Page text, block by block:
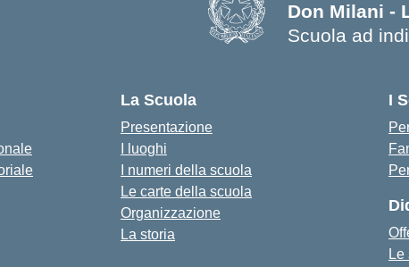
Don Milani -
Scuola ad
La Scuola
Presentazione
I luoghi
I numeri della scuola
Le carte della scuola
Organizzazione
La storia
I